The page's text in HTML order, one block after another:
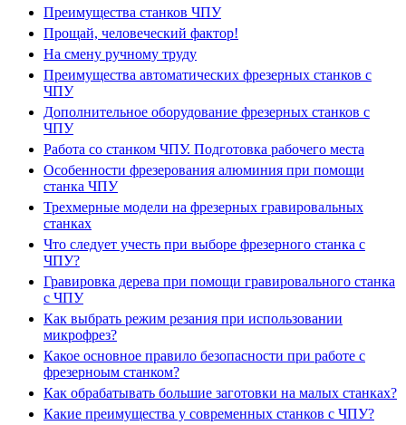
Преимущества станков ЧПУ
Прощай, человеческий фактор!
На смену ручному труду
Преимущества автоматических фрезерных станков с
ЧПУ
Дополнительное оборудование фрезерных станков с
ЧПУ
Работа со станком ЧПУ. Подготовка рабочего места
Особенности фрезерования алюминия при помощи
станка ЧПУ
Трехмерные модели на фрезерных гравировальных
станках
Что следует учесть при выборе фрезерного станка с
ЧПУ?
Гравировка дерева при помощи гравировального станка
с ЧПУ
Как выбрать режим резания при использовании
микрофрез?
Какое основное правило безопасности при работе с
фрезерноым станком?
Как обрабатывать большие заготовки на малых станках?
Какие преимущества у современных станков с ЧПУ?